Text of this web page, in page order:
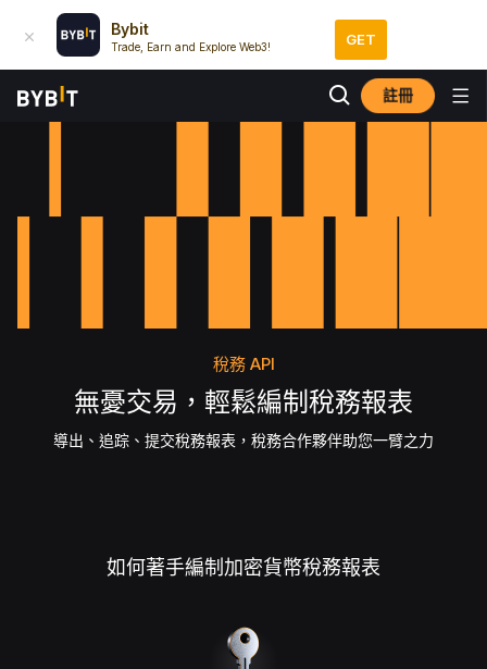
Bybit
Trade, Earn and Explore Web3! GET
註冊
稅務 API
無憂交易，輕鬆編制稅務報表
導出、追踪、提交稅務報表，稅務合作夥伴助您一臂之力
如何著手編制加密貨幣稅務報表